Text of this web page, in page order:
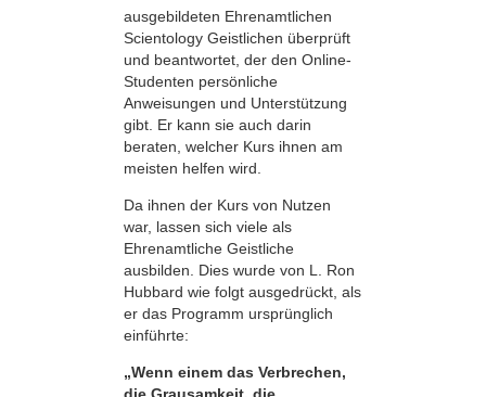
ausgebildeten Ehrenamtlichen
Scientology Geistlichen überprüft
und beantwortet, der den Online-
Studenten persönliche
Anweisungen und Unterstützung
gibt. Er kann sie auch darin
beraten, welcher Kurs ihnen am
meisten helfen wird.
Da ihnen der Kurs von Nutzen
war, lassen sich viele als
Ehrenamtliche Geistliche
ausbilden. Dies wurde von L. Ron
Hubbard wie folgt ausgedrückt, als
er das Programm ursprünglich
einführte:
„Wenn einem das Verbrechen,